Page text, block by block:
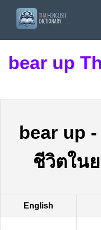
bear up
bear up -
ชีวิตใน
English